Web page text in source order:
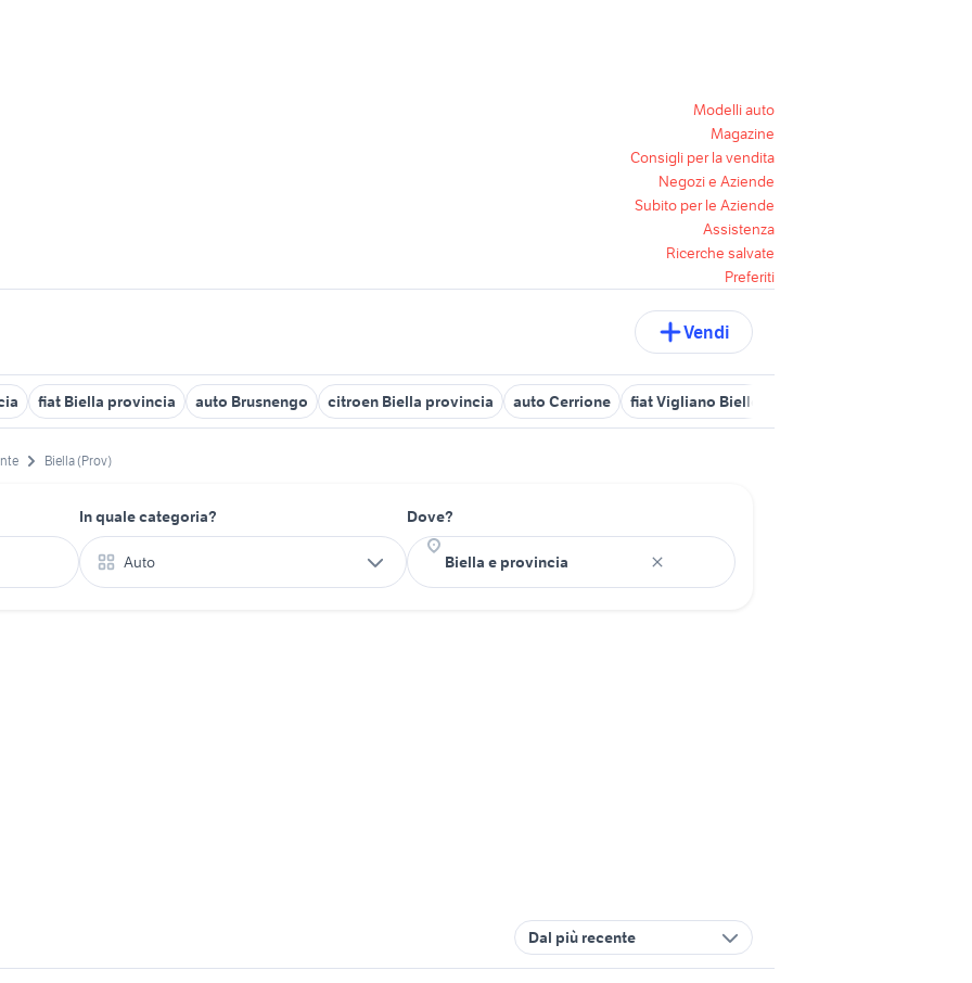
Modelli auto
Magazine
Consigli per la vendita
Negozi e Aziende
Subito per le Aziende
Assistenza
Ricerche salvate
Preferiti
Vendi
fiat Biella provincia auto Brusnengo citroen Biella provincia auto Cerrione fiat Vigliano Biellese
Biella (Prov)
In quale categoria?
Auto
Dove?
Dal più recente